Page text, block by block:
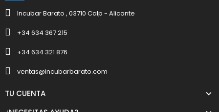
Incubar Barato , 03710 Calp - Alicante
+34 634 367 215
+34 634 321 876
ventas@incubarbarato.com
TU CUENTA